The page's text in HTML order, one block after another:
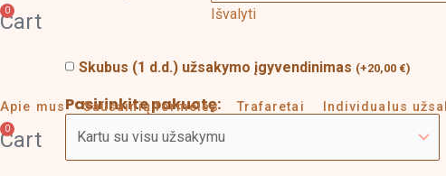
0
Cart
Apie mus Sausainių formelės Trafaretai Individualus
0
Cart
Išvalyti
Skubus (1 d.d.) užsakymo įgyvendinimas (+20,00 €)
Pasirinkite pakuotę: